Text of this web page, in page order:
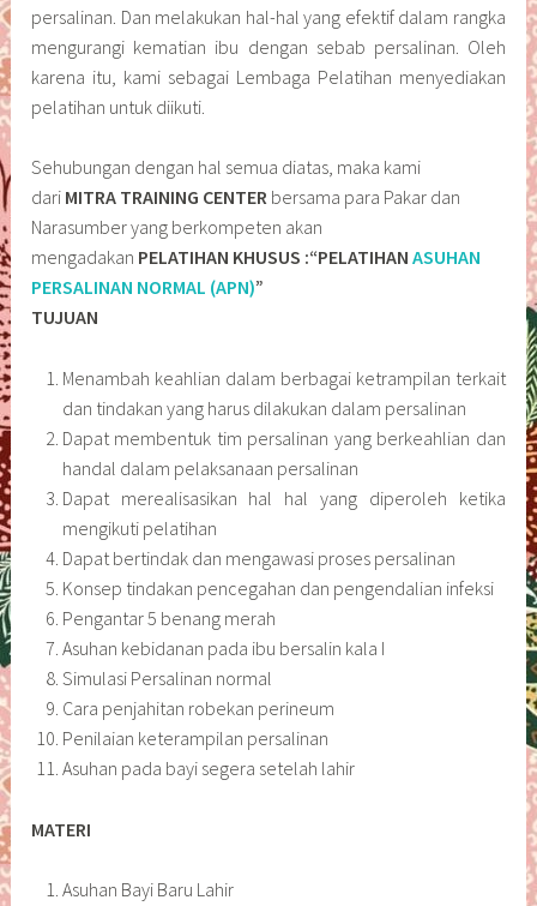
persalinan. Dan melakukan hal-hal yang efektif dalam rangka
mengurangi kematian ibu dengan sebab persalinan. Oleh
karena itu, kami sebagai Lembaga Pelatihan menyediakan
pelatihan untuk diikuti.
Sehubungan dengan hal semua diatas, maka kami
dari MITRA TRAINING CENTER bersama para Pakar dan
Narasumber yang berkompeten akan
mengadakan PELATIHAN KHUSUS :“PELATIHANASUHAN
PERSALINAN NORMAL (APN)”
TUJUAN
Menambah keahlian dalam berbagai ketrampilan terkait
dan tindakan yang harus dilakukan dalam persalinan
Dapat membentuk tim persalinan yang berkeahlian dan
handal dalam pelaksanaan persalinan
Dapat merealisasikan hal hal yang diperoleh ketika
mengikuti pelatihan
Dapat bertindak dan mengawasi proses persalinan
Konsep tindakan pencegahan dan pengendalian infeksi
Pengantar 5 benang merah
Asuhan kebidanan pada ibu bersalin kala I
Simulasi Persalinan normal
Cara penjahitan robekan perineum
Penilaian keterampilan persalinan
Asuhan pada bayi segera setelah lahir
MATERI
Asuhan Bayi Baru Lahir